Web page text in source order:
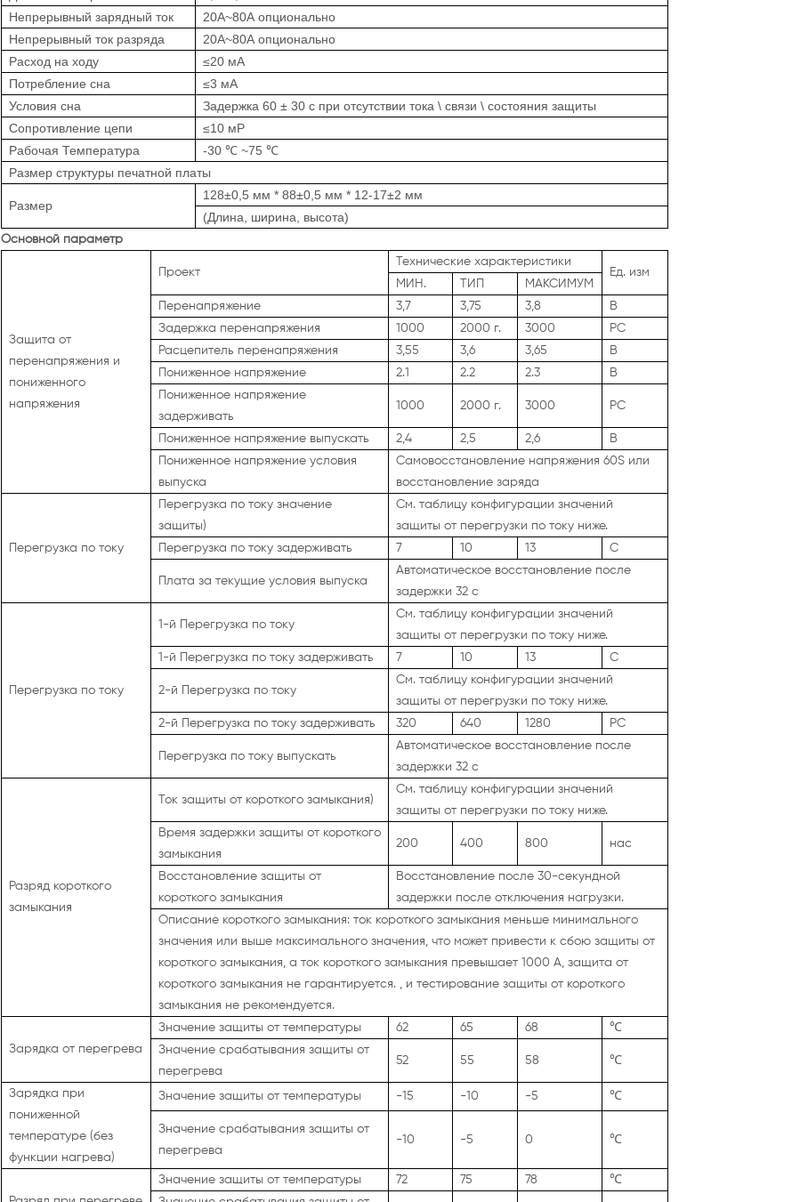
Непрерывный зарядный ток
20А~80А опционально
Непрерывный ток разряда
20А~80А опционально
Расход на ходу
≤20 мА
Потребление сна
≤3 мА
Условия сна
Задержка 60 ± 30 с при отсутствии тока \ связи \ состояния защиты
Сопротивление цепи
≤10 мР
Рабочая Температура
-30℃~75℃
Размер структуры печатной платы
Размер
128±0,5 мм * 88±0,5 мм * 12-17±2 мм
(Длина, ширина, высота)
Основной параметр
Защита от
перенапряжения и
пониженного
напряжения
Проект
Технические характеристики
Ед. изм
МИН.
ТИП
МАКСИМУМ
Перенапряжение
3,7 3,75 3,8
В
Задержка перенапряжения
1000 2000 г. 3000
РС
Расцепитель перенапряжения
3,55 3,6 3,65
В
Пониженное напряжение
2.1 2.2 2.3
В
Пониженное напряжение
задерживать
1000 2000 г. 3000 РС
Пониженное напряжение выпускать 2,4 2,5 2,6
В
Пониженное напряжениеусловия
выпуска
Самовосстановление напряжения 60S или
восстановление заряда
Перегрузка по току
Перегрузка по токузначение
защиты)
См. таблицу конфигурации значений
защиты от перегрузки по току ниже.
Перегрузка по токузадерживать 7 10 13 С
Плата за текущие условия выпуска
Автоматическое восстановление после
задержки 32 с
Перегрузка по току
1-й Перегрузка по току
См. таблицу конфигурации значений
защиты от перегрузки по току ниже.
1-й Перегрузка по токузадерживать 7 10 13 С
2-й Перегрузка по току
См. таблицу конфигурации значений
защиты от перегрузки по току ниже.
2-й Перегрузка по токузадерживать 320 640 1280 РС
Перегрузка по току выпускать
Автоматическое восстановление после
задержки 32 с
Разряд короткого
замыкания
Ток защиты от короткого замыкания)
См. таблицу конфигурации значений
защиты от перегрузки по току ниже.
Время задержки защиты от короткого
замыкания
200 400 800 нас
Восстановление защиты от
короткогозамыкания
Восстановление после 30-секундной
задержки после отключения нагрузки.
Описание короткого замыкания: ток короткого замыкания меньше минимального
значения или выше максимального значения, что может привести к сбою защиты от
короткого замыкания, а ток короткого замыкания превышает 1000 А, защита от
короткого замыкания не гарантируется. , и тестирование защиты от короткого
замыкания не рекомендуется.
Зарядка от перегрева
Значение защиты от температуры 62 65 68
℃
Значение срабатывания защиты от
перегрева
52 55 58 ℃
Зарядка при
пониженной
температуре (без
функции нагрева)
Значение защиты от температуры -15 -10 -5 ℃
Значение срабатывания защиты от
перегрева
-10 -5 0 ℃
Значение защиты от температуры 72 75 78
℃